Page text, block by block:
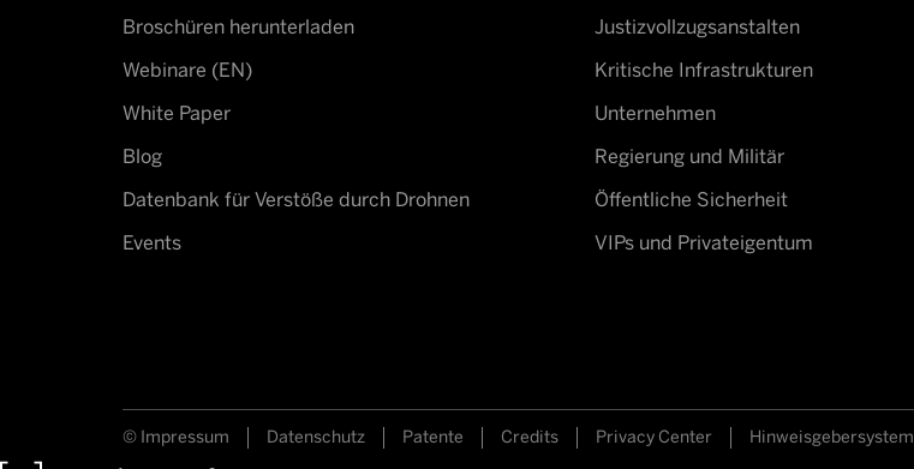
Broschüren herunterladen
Webinare (EN)
White Paper
Blog
Datenbank für Verstöße durch Drohnen
Events
Justizvollzugsanstalten
Kritische Infrastrukturen
Unternehmen
Regierung und Militär
Öffentliche Sicherheit
VIPs und Privateigentum
© Impressum Datenschutz Patente Credits Privacy Center Hinweisgebersystem